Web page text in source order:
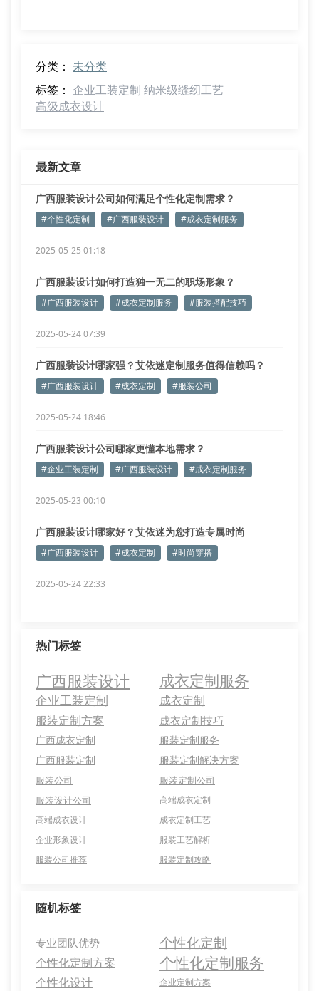
分类： 未分类
标签： 企业工装定制 纳米级缝纫工艺
高级成衣设计
最新文章
广西服装设计公司如何满足个性化定制需求？
#个性化定制 #广西服装设计 #成衣定制服务
2025-05-25 01:18
广西服装设计如何打造独一无二的职场形象？
#广西服装设计 #成衣定制服务 #服装搭配技巧
2025-05-24 07:39
广西服装设计哪家强？艾依迷定制服务值得信赖吗？
#广西服装设计 #成衣定制 #服装公司
2025-05-24 18:46
广西服装设计公司哪家更懂本地需求？
#企业工装定制 #广西服装设计 #成衣定制服务
2025-05-23 00:10
广西服装设计哪家好？艾依迷为您打造专属时尚
#广西服装设计 #成衣定制 #时尚穿搭
2025-05-24 22:33
热门标签
广西服装设计 成衣定制服务
企业工装定制 成衣定制
服装定制方案 成衣定制技巧
广西成衣定制
服装定制服务
广西服装定制
服装定制解决方案
服装公司
服装定制公司
服装设计公司
高端成衣定制
高端成衣设计
成衣定制工艺
企业形象设计
服装工艺解析
服装公司推荐
服装定制攻略
随机标签
专业团队优势 个性化定制
个性化定制方案 个性化定制服务
个性化设计 企业定制方案